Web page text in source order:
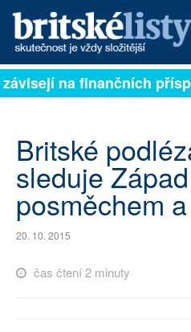
PŘIHLÁSIT
ARCHIV
ROZHOVORY
TÉMATA
NEJČTENĚJŠÍ ZA 7 DNÍ
na finančních
Britské
sleduje
posměchem
20. 10. 2015
čas čtení 2 minuty